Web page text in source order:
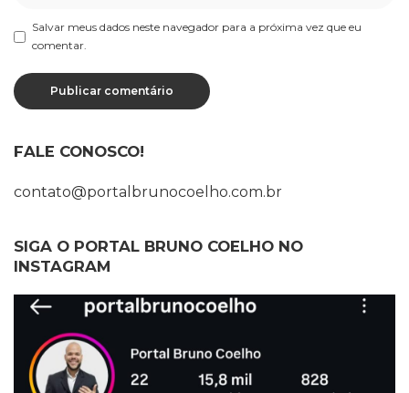
Salvar meus dados neste navegador para a próxima vez que eu
comentar.
FALE CONOSCO!
contato@portalbrunocoelho.com.br
SIGA O PORTAL BRUNO COELHO NO
INSTAGRAM